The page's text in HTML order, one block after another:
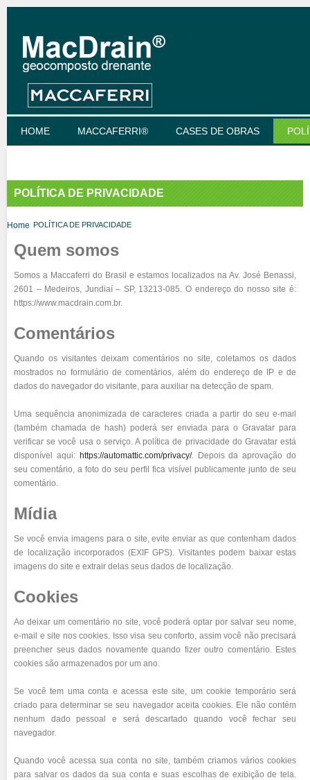
HOME MACCAFERRI® CASES DE OBRAS
POLÍTICA DE PRIVACIDADE
Home POLÍTICA DE PRIVACIDADE
Quem somos
Somos a Maccaferri do Brasil e estamos localizados na Av. José Benassi,
2601 – Medeiros, Jundiaí – SP, 13213-085. O endereço do nosso site é:
https://www.macdrain.com.br.
Comentários
Quando os visitantes deixam comentários no site, coletamos os dados
mostrados no formulário de comentários, além do endereço de IP e de
dados do navegador do visitante, para auxiliar na detecção de spam.
Uma sequência anonimizada de caracteres criada a partir do seu e-mail
(também chamada de hash) poderá ser enviada para o Gravatar para
verificar se você usa o serviço. A política de privacidade do Gravatar está
disponível aqui: https://automattic.com/privacy/. Depois da aprovação do
seu comentário, a foto do seu perfil fica visível publicamente junto de seu
comentário.
Mídia
Se você envia imagens para o site, evite enviar as que contenham dados
de localização incorporados (EXIF GPS). Visitantes podem baixar estas
imagens do site e extrair delas seus dados de localização.
Cookies
Ao deixar um comentário no site, você poderá optar por salvar seu nome,
e-mail e site nos cookies. Isso visa seu conforto, assim você não precisará
preencher seus dados novamente quando fizer outro comentário. Estes
cookies são armazenados por um ano.
Se você tem uma conta e acessa este site, um cookie temporário será
criado para determinar se seu navegador aceita cookies. Ele não contém
nenhum dado pessoal e será descartado quando você fechar seu
navegador.
Quando você acessa sua conta no site, também criamos vários cookies
para salvar os dados da sua conta e suas escolhas de exibição de tela.